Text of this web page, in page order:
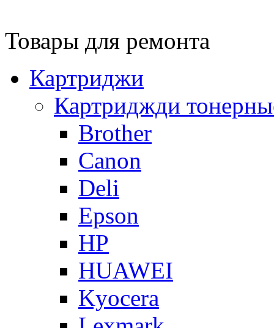
Товары для ремонта
Картриджи
Картриджди
Brother
Canon
Deli
Epson
HP
HUAWEI
Kyocera